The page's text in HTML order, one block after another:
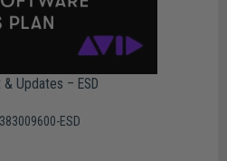
Updates – ESD
ESD